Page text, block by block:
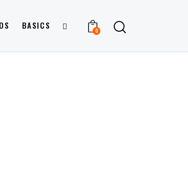
BASICS
0